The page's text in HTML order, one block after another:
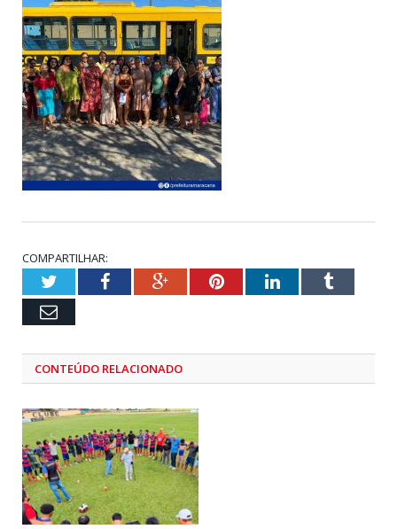
COMPARTILHAR:
TwitterFacebookGoogle+PinterestLinkedInTumblr
Email
CONTEÚDO RELACIONADO